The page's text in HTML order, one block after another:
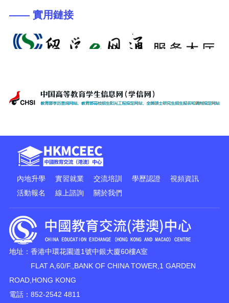
—— 實用鏈接
內地升學 實習就業 交流培訓 學歷認證
視頻資訊
活動報名
線上諮詢 關於我們
地址：香港中環花園道1號中銀大廈60樓A室
FLAT A,60/F.,BANK OF CHINA TOWER,1 GARDEN
ROAD,HONG KONG
電話：852-2542 4811